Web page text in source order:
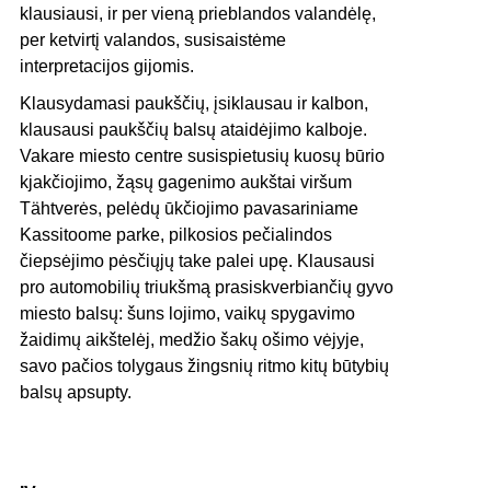
klausiausi, ir per vieną prieblandos valandėlę,
per ketvirtį valandos, susisaistėme
interpretacijos gijomis.
Klausydamasi paukščių, įsiklausau ir kalbon,
klausausi paukščių balsų ataidėjimo kalboje.
Vakare miesto centre susispietusių kuosų būrio
kjakčiojimo, žąsų gagenimo aukštai viršum
Tähtverės, pelėdų ūkčiojimo pavasariniame
Kassitoome parke, pilkosios pečialindos
čiepsėjimo pėsčiųjų take palei upę. Klausausi
pro automobilių triukšmą prasiskverbiančių gyvo
miesto balsų: šuns lojimo, vaikų spygavimo
žaidimų aikštelėj, medžio šakų ošimo vėjyje,
savo pačios tolygaus žingsnių ritmo kitų būtybių
balsų apsupty.